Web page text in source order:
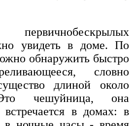
увидеть в доме. По
обнаружить быстро
словно
длиной около
чешуйница, она
встречается в домах: в